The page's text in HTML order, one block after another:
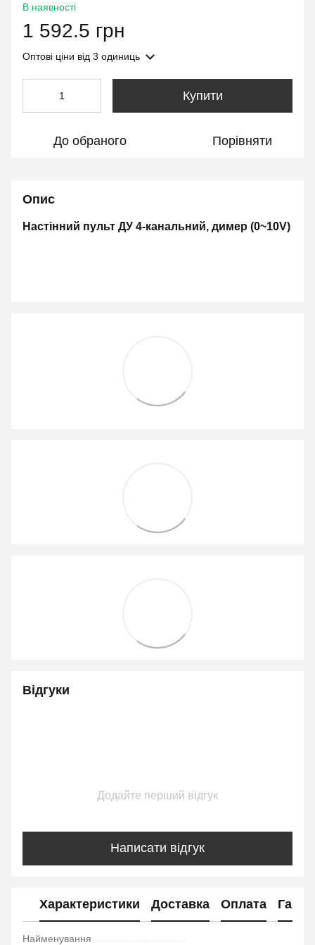
В наявності
1 592.5 грн
Оптові ціни від 3 одиниць
Купити
До обраного Порівняти
Опис
Настінний пульт ДУ 4-канальний, димер (0~10V)
Відгуки
Додайте перший відгук
Написати відгук
Характеристики Доставка Оплата
Найменування